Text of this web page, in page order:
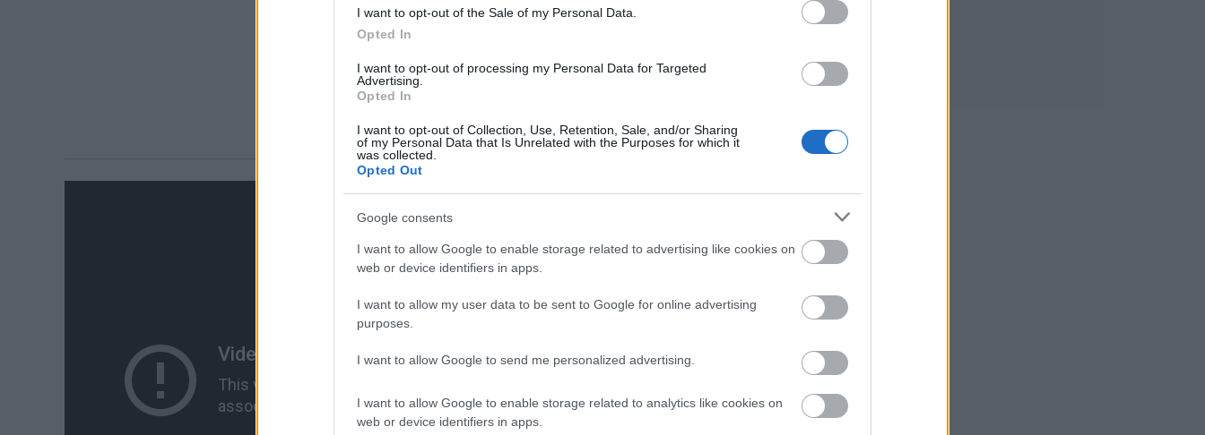
I want to opt-out of the Sale of my Personal Data.
Opted In
I want to opt-out of processing my Personal Data for Targeted
Advertising.
Opted In
I want to opt-out of Collection, Use, Retention, Sale, and/or Sharing
of my Personal Data that Is Unrelated with the Purposes for which it
was collected.
Opted Out
Google consents
I want to allow Google to enable storage related to advertising like cookies on
web or device identifiers in apps.
I want to allow my user data to be sent to Google for online advertising
purposes.
I want to allow Google to send me personalized advertising.
I want to allow Google to enable storage related to analytics like cookies on
web or device identifiers in apps.